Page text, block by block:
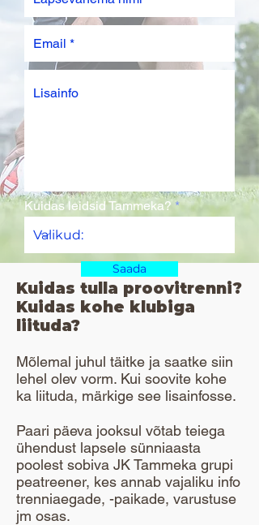
Kuidas leidsid Tammeka?
Saada
​​Kuidas tulla proovitrenni?
Kuidas kohe klubiga
liituda?
Mõlemal juhul täitke ja saatke siin
lehel olev vorm. Kui soovite kohe
ka liituda, märkige see lisainfosse.​​
Paari päeva jooksul võtab teiega
ühendust lapsele sünniaasta
poolest sobiva JK Tammeka grupi
peatreener, kes annab vajaliku info
trenniaegade, -paikade, varustuse
jm osas.